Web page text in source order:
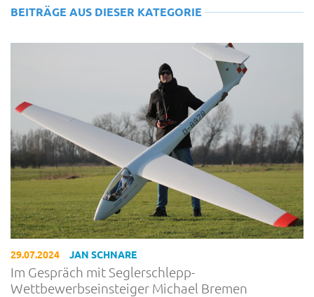
BEITRÄGE AUS DIESER KATEGORIE
29.07.2024 JAN SCHNARE
Im Gespräch mit Seglerschlepp-
Wettbewerbseinsteiger Michael Bremen